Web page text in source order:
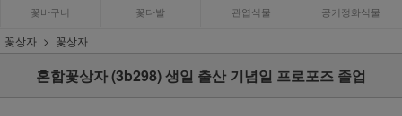
꽃바구니 꽃다발 관엽식물 공기정화식물
꽃상자 꽃상자
혼합꽃상자 (3b298) 생일 출산 기념일 프로포즈 졸업